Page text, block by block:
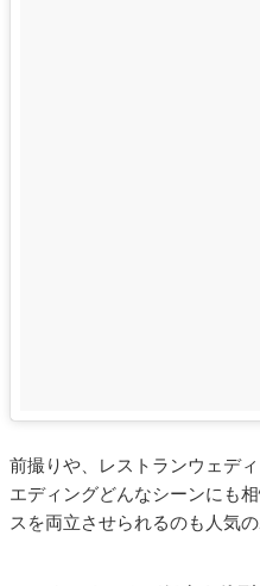
前撮りや、レストランウェデ
エディングどんなシーンにも
スを両立させられるのも人気